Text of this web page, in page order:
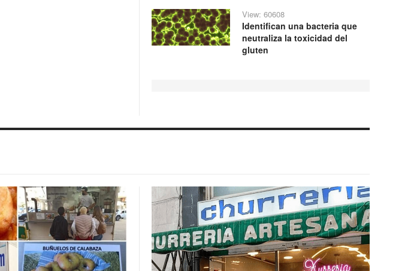
View: 60608
Identifican una bacteria que
neutraliza la toxicidad del
gluten